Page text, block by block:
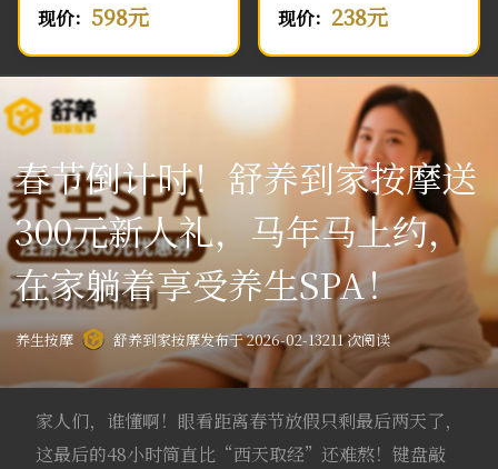
现价： 598元 现价： 238元
春节倒计时！舒养到家按摩送
300元新人礼，马年马上约，
在家躺着享受养生SPA！
养生按摩 舒养到家按摩发布于 2026-02-13211 次阅读
家人们，谁懂啊！眼看距离春节放假只剩最后两天了，
这最后的48小时简直比“西天取经”还难熬！键盘敲